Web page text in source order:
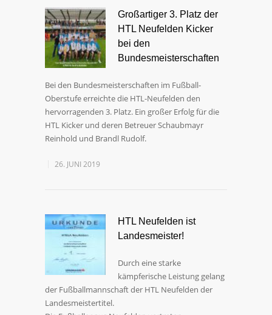
Großartiger 3. Platz der
HTL Neufelden Kicker
bei den
Bundesmeisterschaften
Bei den Bundesmeisterschaften im Fußball-
Oberstufe erreichte die HTL-Neufelden den
hervorragenden 3. Platz. Ein großer Erfolg für die
HTL Kicker und deren Betreuer Schaubmayr
Reinhold und Brandl Rudolf.
26. JUNI 2019
HTL Neufelden ist
Landesmeister!
Durch eine starke
kämpferische Leistung gelang
der Fußballmannschaft der HTL Neufelden der
Landesmeistertitel.